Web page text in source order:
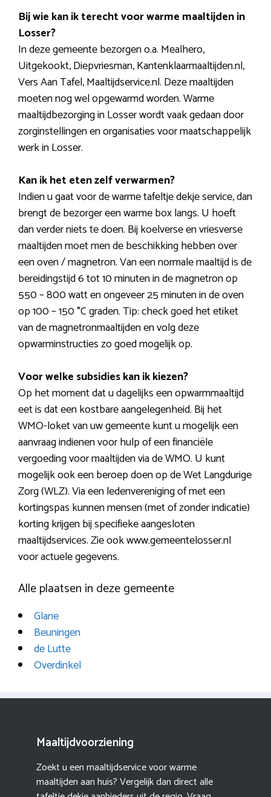
Bij wie kan ik terecht voor warme maaltijden in
Losser?
In deze gemeente bezorgen o.a. Mealhero,
Uitgekookt, Diepvriesman, Kantenklaarmaaltijden.nl,
Vers Aan Tafel, Maaltijdservice.nl. Deze maaltijden
moeten nog wel opgewarmd worden. Warme
maaltijdbezorging in Losser wordt vaak gedaan door
zorginstellingen en organisaties voor maatschappelijk
werk in Losser.
Kan ik het eten zelf verwarmen?
Indien u gaat voor de warme tafeltje dekje service, dan
brengt de bezorger een warme box langs. U hoeft
dan verder niets te doen. Bij koelverse en vriesverse
maaltijden moet men de beschikking hebben over
een oven / magnetron. Van een normale maaltijd is de
bereidingstijd 6 tot 10 minuten in de magnetron op
550 – 800 watt en ongeveer 25 minuten in de oven
op 100 – 150 °C graden. Tip: check goed het etiket
van de magnetronmaaltijden en volg deze
opwarminstructies zo goed mogelijk op.
Voor welke subsidies kan ik kiezen?
Op het moment dat u dagelijks een opwarmmaaltijd
eet is dat een kostbare aangelegenheid. Bij het
WMO-loket van uw gemeente kunt u mogelijk een
aanvraag indienen voor hulp of een financiële
vergoeding voor maaltijden via de WMO. U kunt
mogelijk ook een beroep doen op de Wet Langdurige
Zorg (WLZ). Via een ledenvereniging of met een
kortingspas kunnen mensen (met of zonder indicatie)
korting krijgen bij specifieke aangesloten
maaltijdservices. Zie ook www.gemeentelosser.nl
voor actuele gegevens.
Alle plaatsen in deze gemeente
Glane
Beuningen
de Lutte
Overdinkel
Maaltijdvoorziening
Zoekt u een maaltijdservice voor warme
maaltijden aan huis? Vergelijk dan direct alle